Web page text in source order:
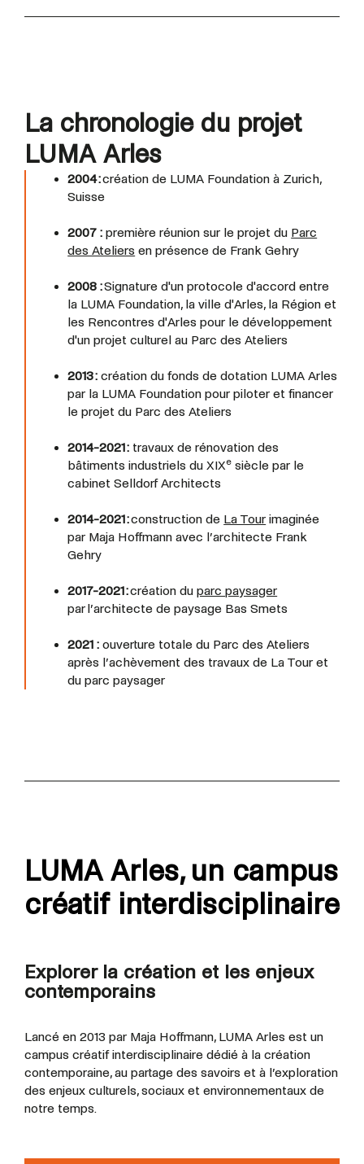
La chronologie du projet
LUMA Arles
2004 :création de LUMA Foundation à Zurich,
Suisse
2007 : première réunion sur le projet du Parc
des Ateliers en présence de Frank Gehry
2008 :Signature d'un protocole d'accord entre
la LUMA Foundation, la ville d'Arles, la Région et
les Rencontres d'Arles pour le développement
d'un projet culturel au Parc des Ateliers
2013 : création du fonds de dotation LUMA Arles
par la LUMA Foundation pour piloter et financer
le projet du Parc des Ateliers
2014-2021 : travaux de rénovation des
bâtiments industriels du XIXe siècle par le
cabinet Selldorf Architects
2014-2021 :construction de La Tour imaginée
par Maja Hoffmann avec l’architecte Frank
Gehry
2017-2021 :création duparc paysager
par l’architecte de paysage Bas Smets
2021 : ouverture totale du Parc des Ateliers
après l’achèvement des travaux de La Tour et
du parc paysager
LUMA Arles, un campus
créatif interdisciplinaire
Explorer la création et les enjeux
contemporains
Lancé en 2013 par Maja Hoffmann, LUMA Arles est un
campus créatif interdisciplinaire dédié à la création
contemporaine, au partage des savoirs et à l’exploration
des enjeux culturels, sociaux et environnementaux de
notre temps.